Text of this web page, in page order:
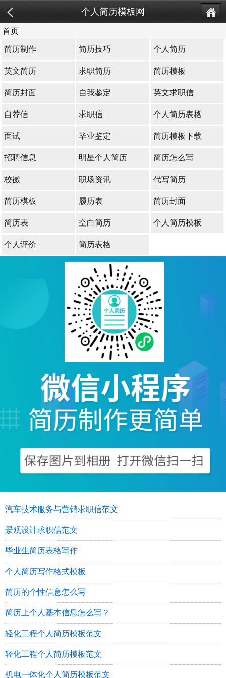
个人简历模板网
首页
简历制作 简历技巧 个人简历
英文简历 求职简历 简历模板
简历封面 自我鉴定 英文求职信
自荐信 求职信 个人简历表格
面试 毕业鉴定 简历模板下载
招聘信息 明星个人简历 简历怎么写
校徽 职场资讯 代写简历
简历模板 履历表 简历封面
简历表 空白简历 个人简历模板
个人评价 简历表格
汽车技术服务与营销求职信范文
景观设计求职信范文
毕业生简历表格写作
个人简历写作格式模板
简历的个性信息怎么写
简历上个人基本信息怎么写？
轻化工程个人简历模板范文
轻化工程个人简历模板范文
机电一体化个人简历模板范文